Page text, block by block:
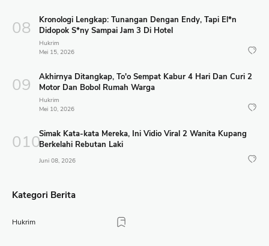
Kronologi Lengkap: Tunangan Dengan Endy, Tapi El*n
Didopok S*ny Sampai Jam 3 Di Hotel
Hukrim
Mei 15, 2026
Akhirnya Ditangkap, To'o Sempat Kabur 4 Hari Dan Curi 2
Motor Dan Bobol Rumah Warga
Hukrim
Mei 10, 2026
Simak Kata-kata Mereka, Ini Vidio Viral 2 Wanita Kupang
Berkelahi Rebutan Laki
Juni 08, 2026
Kategori Berita
Hukrim